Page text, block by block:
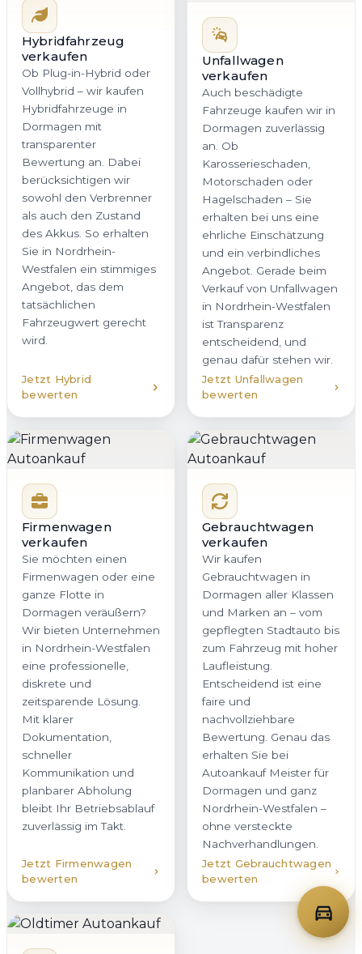
Hybridfahrzeug
verkaufen
Ob Plug-in-Hybrid oder
Vollhybrid – wir kaufen
Hybridfahrzeuge in
Dormagen mit
transparenter
Bewertung an. Dabei
berücksichtigen wir
sowohl den Verbrenner
als auch den Zustand
des Akkus. So erhalten
Sie in Nordrhein-
Westfalen ein stimmiges
Angebot, das dem
tatsächlichen
Fahrzeugwert gerecht
wird.
Jetzt Hybrid
bewerten
Unfallwagen
verkaufen
Auch beschädigte
Fahrzeuge kaufen wir in
Dormagen zuverlässig
an. Ob
Karosserieschaden,
Motorschaden oder
Hagelschaden – Sie
erhalten bei uns eine
ehrliche Einschätzung
und ein verbindliches
Angebot. Gerade beim
Verkauf von Unfallwagen
in Nordrhein-Westfalen
ist Transparenz
entscheidend, und
genau dafür stehen wir.
Jetzt Unfallwagen
bewerten
Firmenwagen
verkaufen
Sie möchten einen
Firmenwagen oder eine
ganze Flotte in
Dormagen veräußern?
Wir bieten Unternehmen
in Nordrhein-Westfalen
eine professionelle,
diskrete und
zeitsparende Lösung.
Mit klarer
Dokumentation,
schneller
Kommunikation und
planbarer Abholung
bleibt Ihr Betriebsablauf
zuverlässig im Takt.
Jetzt Firmenwagen
bewerten
Gebrauchtwagen
verkaufen
Wir kaufen
Gebrauchtwagen in
Dormagen aller Klassen
und Marken an – vom
gepflegten Stadtauto bis
zum Fahrzeug mit hoher
Laufleistung.
Entscheidend ist eine
faire und
nachvollziehbare
Bewertung. Genau das
erhalten Sie bei
Autoankauf Meister für
Dormagen und ganz
Nordrhein-Westfalen –
ohne versteckte
Nachverhandlungen.
Jetzt Gebrauchtwagen
bewerten